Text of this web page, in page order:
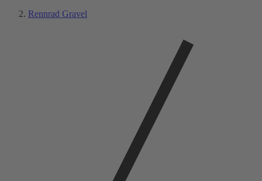
Rennrad Gravel